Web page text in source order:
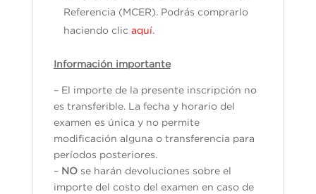
Referencia (MCER). Podrás comprarlo
haciendo clic aquí.
Información importante
– El importe de la presente inscripción no
es transferible. La fecha y horario del
examen es única y no permite
modificación alguna o transferencia para
períodos posteriores.
– NOse harán devoluciones sobre el
importe del costo del examen en caso de